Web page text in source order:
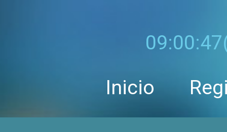
09:00:48
Inicio